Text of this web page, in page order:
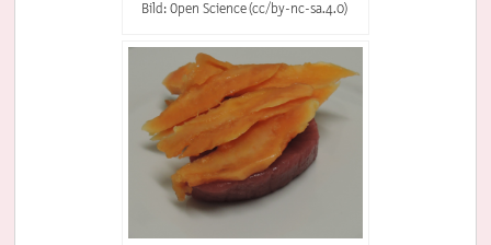
Bild: Open Science (cc/by-nc-sa.4.0)